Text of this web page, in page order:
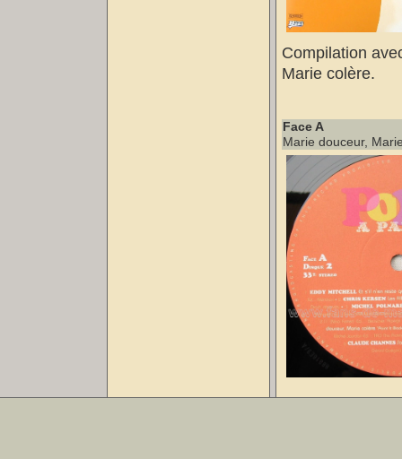
Compilation
Marie colère.
Face A
Marie douceur,